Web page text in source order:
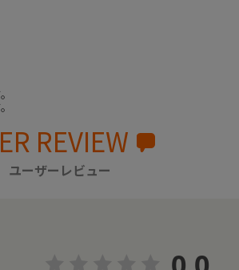
REVIEW
ユーザーレビュー